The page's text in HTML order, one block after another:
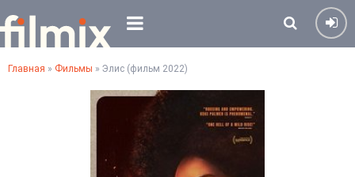
Главная » Фильмы » Элис (фильм 2022)